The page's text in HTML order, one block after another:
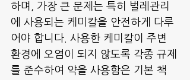
하며, 가장 큰 문제는 특히 벌레관리
에 사용되는 케미칼을 안전하게 다루
어야 합니다. 사용한 케미칼이 주변
환경에 오염이 되지 않도록 각종 규제
를 준수하여 약을 사용함은 기본 책